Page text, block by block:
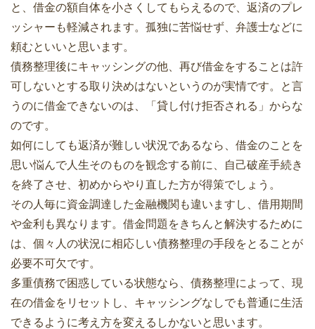
と、借金の額自体を小さくしてもらえるので、返済のプレ
ッシャーも軽減されます。孤独に苦悩せず、弁護士などに
頼むといいと思います。
債務整理後にキャッシングの他、再び借金をすることは許
可しないとする取り決めはないというのが実情です。と言
うのに借金できないのは、「貸し付け拒否される」からな
のです。
如何にしても返済が難しい状況であるなら、借金のことを
思い悩んで人生そのものを観念する前に、自己破産手続き
を終了させ、初めからやり直した方が得策でしょう。
その人毎に資金調達した金融機関も違いますし、借用期間
や金利も異なります。借金問題をきちんと解決するために
は、個々人の状況に相応しい債務整理の手段をとることが
必要不可欠です。
多重債務で困惑している状態なら、債務整理によって、現
在の借金をリセットし、キャッシングなしでも普通に生活
できるように考え方を変えるしかないと思います。